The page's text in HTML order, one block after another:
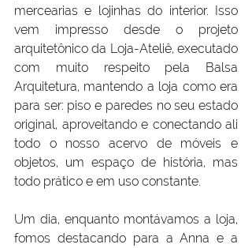
mercearias e lojinhas do interior. Isso
vem impresso desde o projeto
arquitetônico da Loja-Ateliê, executado
com muito respeito pela Balsa
Arquitetura, mantendo a loja como era
para ser: piso e paredes no seu estado
original, aproveitando e conectando ali
todo o nosso acervo de móveis e
objetos, um espaço de história, mas
todo prático e em uso constante.
Um dia, enquanto montávamos a loja,
fomos destacando para a Anna e a